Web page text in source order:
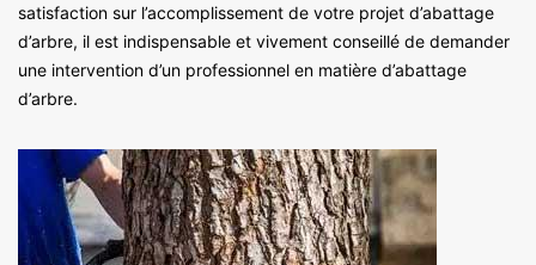
satisfaction sur l’accomplissement de votre projet d’abattage
d’arbre, il est indispensable et vivement conseillé de demander
une intervention d’un professionnel en matière d’abattage
d’arbre.